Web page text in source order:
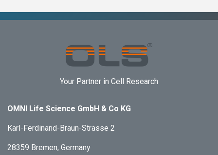
Your Partner in Cell Research
OMNI Life Science GmbH & Co KG
Karl-Ferdinand-Braun-Strasse 2
28359 Bremen, Germany